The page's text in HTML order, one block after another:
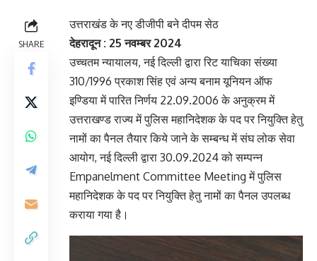
SHARE
उत्तराखंड के नए डीजीपी बने दीपम सेठ
देहरादून : 25 नवम्बर 2024
उच्चतम न्यायालय, नई दिल्ली द्वारा रिट याचिका संख्या
310/1996 प्रकाश सिंह एवं अन्य बनाम यूनियन ऑफ
इण्डिया में पारित निर्णय 22.09.2006 के अनुक्रम में
उत्तराखण्ड राज्य में पुलिस महानिदेशक के पद पर नियुक्ति हेतु
नामों का पैनल तैयार किये जाने के सम्बन्ध में संघ लोक सेवा
आयोग, नई दिल्ली द्वारा 30.09.2024 को सम्पन्न
Empanelment Committee Meeting में पुलिस
महानिदेशक के पद पर नियुक्ति हेतु नामों का पैनल उपलब्ध
कराया गया है।